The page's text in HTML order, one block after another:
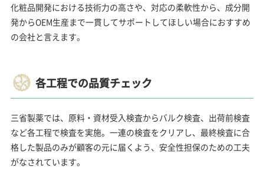
化粧品開発における技術力の高さや、対応の柔軟性から、成分開
発からOEM生産まで一貫してサポートしてほしい場合におすすめ
の会社と言えます。
各工程での品質チェック
三省製薬では、原料・資材受入検査からバルク検査、出荷前検査
など各工程で検査を実施。一連の検査をクリアし、最終検査に合
格した製品のみが顧客の元に届くよう、安全性担保のための工夫
がなされています。